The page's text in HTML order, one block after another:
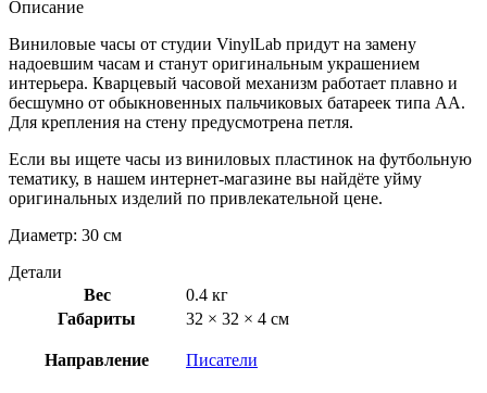
Описание
Виниловые часы от студии VinylLab придут на замену
надоевшим часам и станут оригинальным украшением
интерьера. Кварцевый часовой механизм работает плавно и
бесшумно от обыкновенных пальчиковых батареек типа АА.
Для крепления на стену предусмотрена петля.
Если вы ищете часы из виниловых пластинок на футбольную
тематику, в нашем интернет-магазине вы найдёте уйму
оригинальных изделий по привлекательной цене.
Диаметр: 30 см
Детали
Вес
0.4 кг
Габариты
32 × 32 × 4 см
Направление Писатели